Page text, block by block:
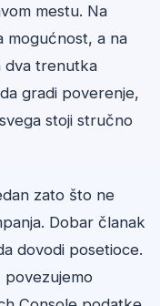
mestu. Na
mogućnost, a na
dva trenutka
gradi poverenje,
stoji stručno
zato što ne
Dobar članak
dovodi posetioce.
povezujemo